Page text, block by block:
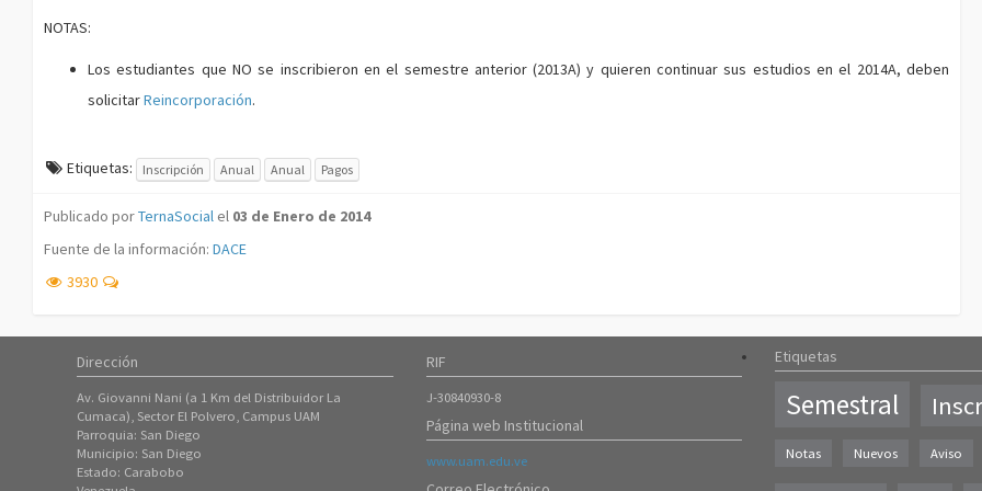
NOTAS:
Los estudiantes que NO se inscribieron en el semestre anterior (2013A) y quieren continuar sus estudios en el 2014A, deben
solicitarReincorporación.
Etiquetas: Inscripción Anual Anual Pagos
Publicado porTernaSocial el 03 de Enero de 2014
Fuente de la información: DACE
3930
Dirección
Av. Giovanni Nani (a 1 Km del Distribuidor La
Cumaca), Sector El Polvero, Campus UAM
Parroquia: San Diego
Municipio: San Diego
Estado: Carabobo
RIF
J-30840930-8
Página web Institucional
www.uam.edu.ve
Etiquetas
Semestral
Notas Nuevos Aviso